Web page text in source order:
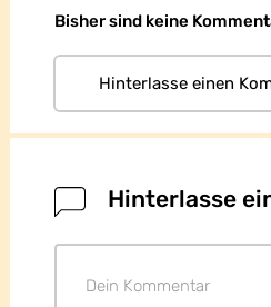
Bisher sind keine
Hinterlasse einen
Hinterlasse